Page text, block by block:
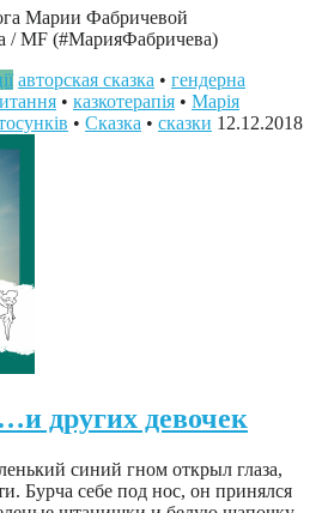
Марии Фабричевой
/ MF (#МарияФабричева)
авторская сказка • гендерна
• казкотерапія • Марія
• Сказка • сказки 12.12.2018
других девочек
синий гном открыл глаза,
Бурча себе под нос, он принялся